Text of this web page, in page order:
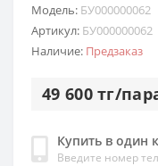
Модель: БУ000000062
Артикул: БУ000000062
Наличие: Предзаказ
49 600 тг/
Купить в один
Введите номер